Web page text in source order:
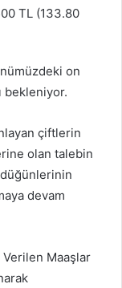
TL (133.80
on
bekleniyor.
çiftlerin
olan talebin
devam
Verilen Maaşlar